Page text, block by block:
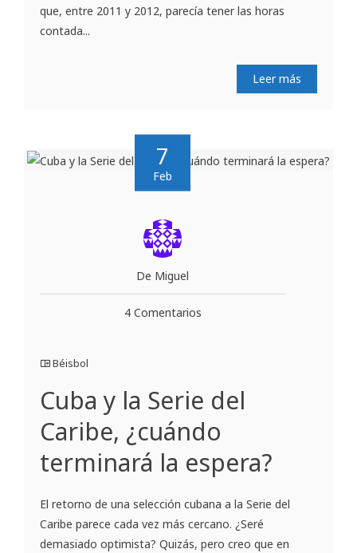
que, entre 2011 y 2012, parecía tener las horas
contada...
Leer más
7
Feb
De Miguel
4 Comentarios
Béisbol
Cuba y la Serie del
Caribe, ¿cuándo
terminará la espera?
El retorno de una selección cubana a la Serie del
Caribe parece cada vez más cercano. ¿Seré
demasiado optimista? Quizás, pero creo que en